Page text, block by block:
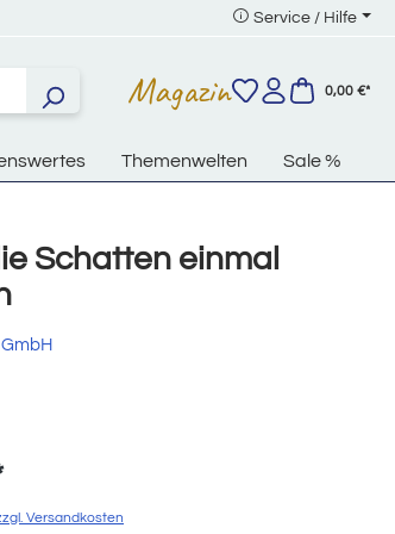
Service / Hilfe
Magazin 0,00 €*
Themenwelten Sale %
Schatten einmal
Versandkosten